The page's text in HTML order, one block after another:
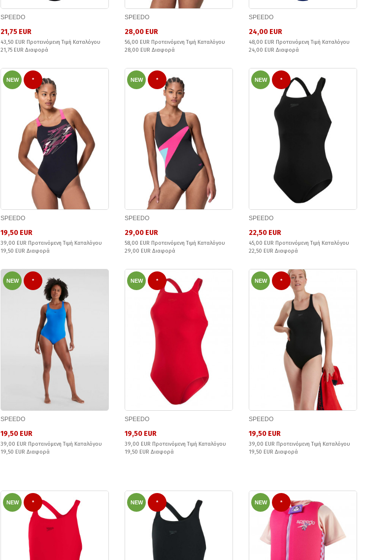
SPEEDO
21,75 EUR
43,50 EUR Προτεινόμενη Τιμή Καταλόγου
21,75 EUR Διαφορά
SPEEDO
28,00 EUR
56,00 EUR Προτεινόμενη Τιμή Καταλόγου
28,00 EUR Διαφορά
SPEEDO
24,00 EUR
48,00 EUR Προτεινόμενη Τιμή Καταλόγου
24,00 EUR Διαφορά
NEW *
SPEEDO
19,50 EUR
39,00 EUR Προτεινόμενη Τιμή Καταλόγου
19,50 EUR Διαφορά
NEW *
SPEEDO
29,00 EUR
58,00 EUR Προτεινόμενη Τιμή Καταλόγου
29,00 EUR Διαφορά
NEW *
SPEEDO
22,50 EUR
45,00 EUR Προτεινόμενη Τιμή Καταλόγου
22,50 EUR Διαφορά
NEW *
SPEEDO
19,50 EUR
39,00 EUR Προτεινόμενη Τιμή Καταλόγου
19,50 EUR Διαφορά
NEW *
SPEEDO
19,50 EUR
39,00 EUR Προτεινόμενη Τιμή Καταλόγου
19,50 EUR Διαφορά
NEW *
SPEEDO
19,50 EUR
39,00 EUR Προτεινόμενη Τιμή Καταλόγου
19,50 EUR Διαφορά
NEW * NEW * NEW *